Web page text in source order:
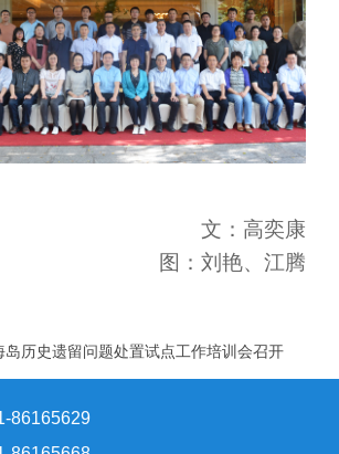
文：高奕康
图：刘艳、江腾
岛历史遗留问题处置试点工作培训会召开
86165629